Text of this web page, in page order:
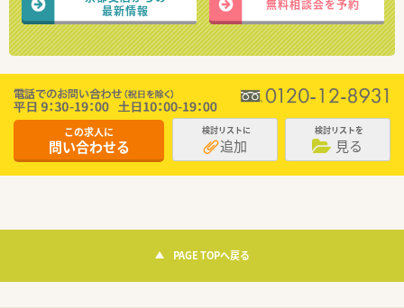
最新情報
無料相談会を予約
この求人に
問い合わせる
検討リストに
追加
検討リストを
見る
PAGE TOPへ戻る